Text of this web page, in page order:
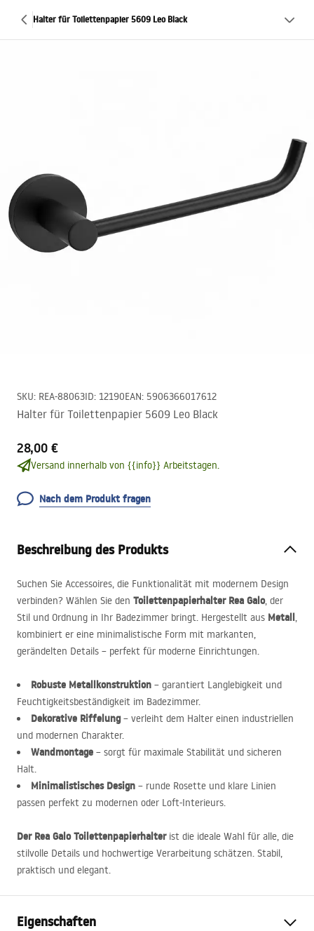
Halter für Toilettenpapier 5609 Leo Black
SKU: REA-88063ID: 12190EAN: 5906366017612
Halter für Toilettenpapier 5609 Leo Black
28,00 €
Versand innerhalb von {{info}} Arbeitstagen.
Nach dem Produkt fragen
Beschreibung des Produkts
Suchen Sie Accessoires, die Funktionalität mit modernem Design
verbinden? Wählen Sie den Toilettenpapierhalter Rea Galo, der
Stil und Ordnung in Ihr Badezimmer bringt. Hergestellt aus Metall,
kombiniert er eine minimalistische Form mit markanten,
gerändelten Details – perfekt für moderne Einrichtungen.
Robuste Metallkonstruktion – garantiert Langlebigkeit und
Feuchtigkeitsbeständigkeit im Badezimmer.
Dekorative Riffelung– verleiht dem Halter einen industriellen
und modernen Charakter.
Wandmontage – sorgt für maximale Stabilität und sicheren
Halt.
Minimalistisches Design – runde Rosette und klare Linien
passen perfekt zu modernen oder Loft-Interieurs.
Der Rea Galo Toilettenpapierhalterist die ideale Wahl für alle, die
stilvolle Details und hochwertige Verarbeitung schätzen. Stabil,
praktisch und elegant.
Eigenschaften